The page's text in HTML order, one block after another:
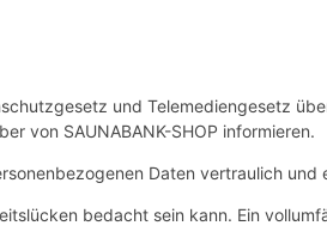
und Telemediengesetz
von SAUNABANK-SHOP informieren.
Daten vertraulich
bedacht sein kann. Ein